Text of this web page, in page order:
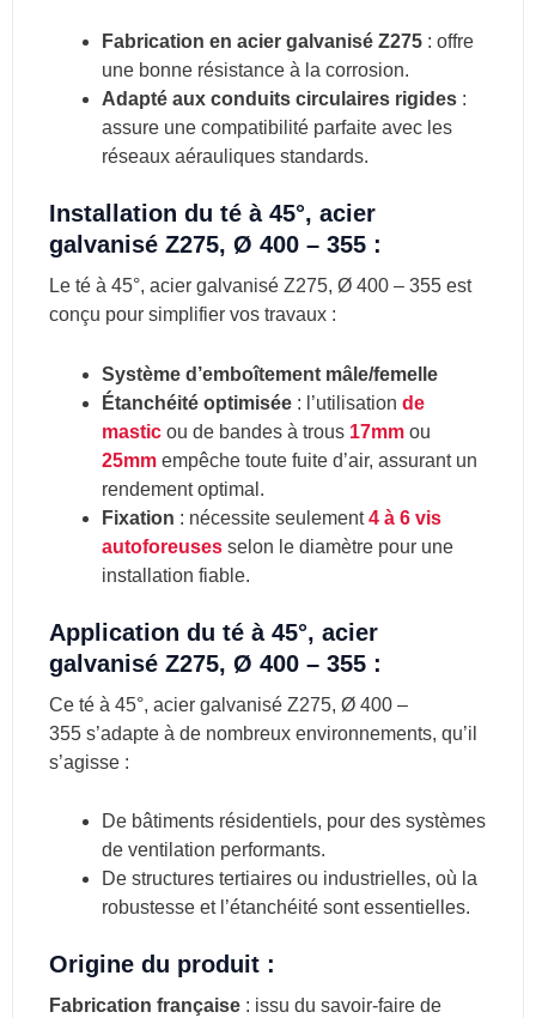
Fabrication en acier galvanisé Z275: offre
une bonne résistance à la corrosion.
Adapté aux conduits circulaires rigides:
assure une compatibilité parfaite avec les
réseaux aérauliques standards.
Installation du té à 45°, acier
galvanisé Z275, Ø 400 – 355 :
Le té à 45°, acier galvanisé Z275, Ø 400 – 355 est
conçu pour simplifier vos travaux :
Système d’emboîtement mâle/femelle
Étanchéité optimisée: l’utilisation de
masticou de bandes à trous 17mmou
25mmempêche toute fuite d’air, assurant un
rendement optimal.
Fixation : nécessite seulement4 à 6 vis
autoforeusesselon le diamètre pour une
installation fiable.
Application du té à 45°, acier
galvanisé Z275, Ø 400 – 355 :
Ce té à 45°, acier galvanisé Z275, Ø 400 –
355 s’adapte à de nombreux environnements, qu’il
s’agisse :
De bâtiments résidentiels, pour des systèmes
de ventilation performants.
De structures tertiaires ou industrielles, où la
robustesse et l’étanchéité sont essentielles.
Origine du produit :
Fabrication française : issu du savoir-faire de